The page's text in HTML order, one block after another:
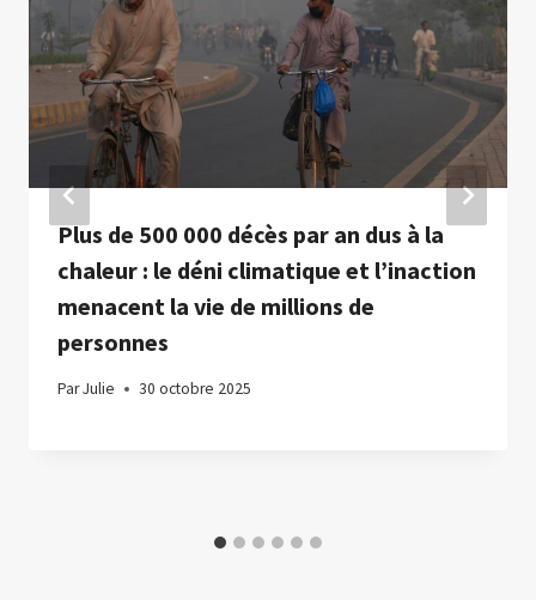
Plus de 500 000 décès par an dus à la
chaleur : le déni climatique et l’inaction
menacent la vie de millions de
personnes
ParJulie 30 octobre 2025